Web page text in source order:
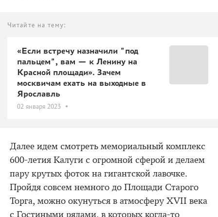
Читайте на тему:
«Если встречу назначили "под
пальцем", вам — к Ленину на
Красной площади». Зачем
москвичам ехать на выходные в
Ярославль
02 января 2023
Далее идем смотреть мемориальный комплекс
600-летия Калуги с огромной сферой и делаем
пару крутых фоток на гигантской лавочке.
Пройдя совсем немного до Площади Старого
Торга, можно окунуться в атмосферу XVII века
с Гостиными рядами, в которых когда-то